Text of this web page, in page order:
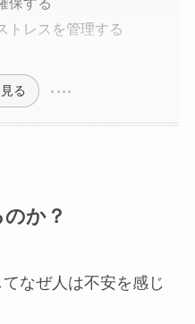
トレスを管理する
る
か？
なぜ人は不安を感じ